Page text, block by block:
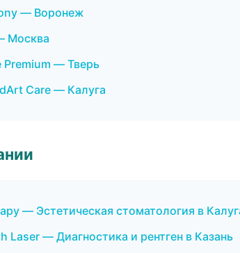
— Воронеж
Москва
Premium — Тверь
Care — Калуга
— Эстетическая стоматология в
Laser — Диагностика и рентген в Казань